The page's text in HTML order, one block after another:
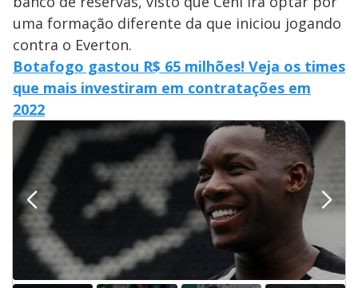
uma formação diferente da que iniciou jogando
contra o Everton.
Botafogo gastou R$ 65 milhões! Veja os times
que mais investiram em contratações em
2022